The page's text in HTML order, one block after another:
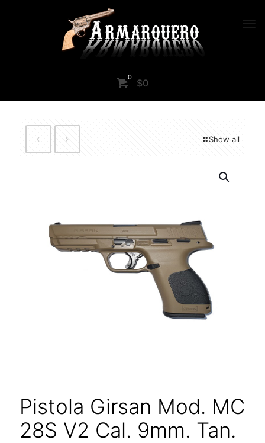
0 $0
Show all
Pistola Girsan Mod. MC
28S V2 Cal. 9mm. Tan.